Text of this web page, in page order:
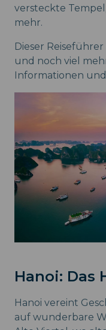
versteckte
mehr.
Dieser
und noch viel
Informationen
Hanoi: Das
Hanoi vereint
auf wunderbare